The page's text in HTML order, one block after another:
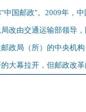
国邮政"。2009年，
改由交通运输部领导
政局（所）的中央机
大幕拉开，但邮政改革